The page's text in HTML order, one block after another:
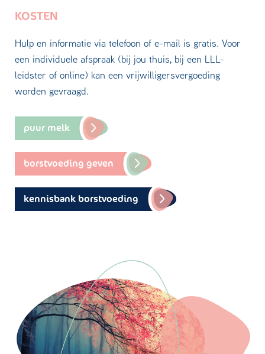
KOSTEN
Hulp en informatie via telefoon of e-mail is gratis. Voor
een individuele afspraak (bij jou thuis, bij een LLL-
leidster of online) kan een vrijwilligersvergoeding
worden gevraagd.
puur melk
borstvoeding geven
kennisbank borstvoeding